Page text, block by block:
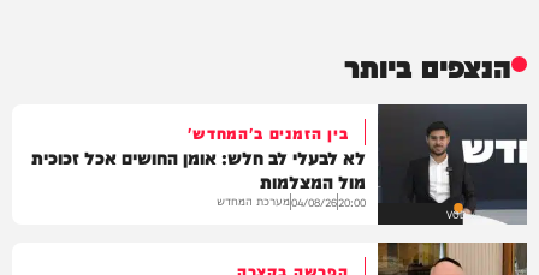
הנצפים ביותר
VOD
בין הזמנים ב'המחדש'
לא לבעלי לב חלש: אומן החושים אכל זכוכית
מול המצלמות
20:00
04/08/26מערכת המחדש
הפרשה בקצרה